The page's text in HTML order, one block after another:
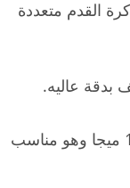
القدم متعددة
بدقة عاليه.
حجم التطبيق صغير وخفيف لايتجاوز 10 ميجا وهو مناسب